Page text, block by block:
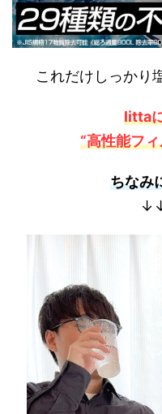
これだけしっかり
litta
“高性能フ
ちなみ